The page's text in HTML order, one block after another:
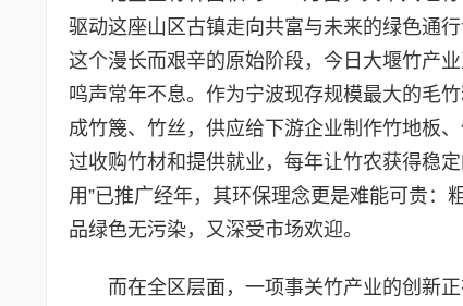
驱动这座山区古镇走向共富与未来的绿色通
这个漫长而艰辛的原始阶段，今日大堰竹产
鸣声常年不息。作为宁波现存规模最大的毛
成竹篾、竹丝，供应给下游企业制作竹地板
过收购竹材和提供就业，每年让竹农获得稳
用”已推广经年，其环保理念更是难能可贵
品绿色无污染，又深受市场欢迎。
而在全区层面，一项事关竹产业的创新